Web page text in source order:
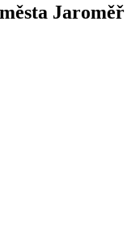
města Jaroměř